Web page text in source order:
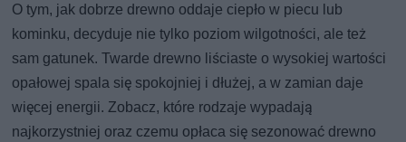
O tym, jak dobrze drewno oddaje ciepło w piecu lub
kominku, decyduje nie tylko poziom wilgotności, ale też
sam gatunek. Twarde drewno liściaste o wysokiej wartości
opałowej spala się spokojniej i dłużej, a w zamian daje
więcej energii. Zobacz, które rodzaje wypadają
najkorzystniej oraz czemu opłaca się sezonować drewno